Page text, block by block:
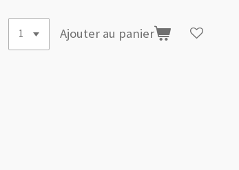
Ajouter au panier